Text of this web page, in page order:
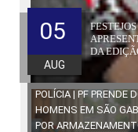
DA
05
AUG
POLÍCIA | PF PRENDE
HOMENS EM SÃO
POR